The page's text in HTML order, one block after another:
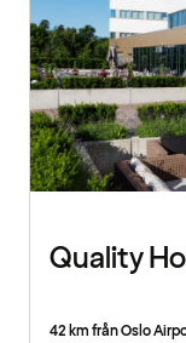
Quality
42 km från Oslo